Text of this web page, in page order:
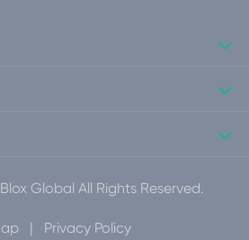



Global All Rights Reserved.
| Privacy Policy